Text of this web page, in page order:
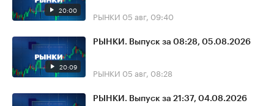
20:00 РЫНКИ 05 авг, 09:40
20:09
РЫНКИ. Выпуск за 08:28, 05.08.2026
РЫНКИ 05 авг, 08:28
РЫНКИ. Выпуск за 21:37, 04.08.2026